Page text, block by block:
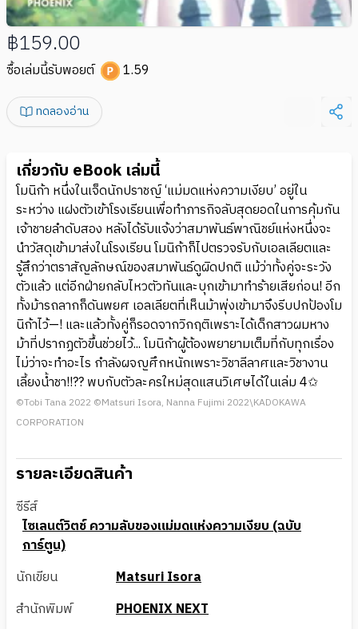
฿159.00
ซื้อเล่มนี้รับพอยต์ 1.59
ทดลองอ่าน
เกี่ยวกับ eBook เล่มนี้
โมนิก้า หนึ่งในเจ็ดนักปราชญ์ ‘แม่มดแห่งความเงียบ’ อยู่ใน
ระหว่าง แฝงตัวเข้าโรงเรียนเพื่อทำภารกิจลับสุดยอดในการคุ้มกัน
เจ้าชายลำดับสอง หลังได้รับแจ้งว่าสมาพันธ์พาณิชย์แห่งหนึ่งจะ
นำวัสดุเข้ามาส่งในโรงเรียน โมนิก้าก็ไปตรวจรับกับเอลเลียตและ
รู้สึกว่าตราสัญลักษณ์ของสมาพันธ์ดูผิดปกติ แม้ว่าทั้งคู่จะระวัง
ตัวแล้ว แต่อีกฝ่ายกลับไหวตัวทันและบุกเข้ามาทำร้ายเสียก่อน! อีก
ทั้งม้ารถลากก็ดันพยศ เอลเลียตที่เห็นม้าพุ่งเข้ามาจึงรีบปกป้องโม
นิก้าไว้—! และแล้วทั้งคู่ก็รอดจากวิกฤติเพราะได้เด็กสาวผมหาง
ม้าที่ปรากฏตัวขึ้นช่วยไว้... โมนิก้าผู้ต้องพยายามเต็มที่กับทุกเรื่อง
ไม่ว่าจะทำอะไร กำลังผจญศึกหนักเพราะวิชาลีลาศและวิชางาน
เลี้ยงน้ำชา!!?? พบกับตัวละครใหม่สุดแสนวิเศษได้ในเล่ม 4✩
©Tobi Tana 2022 ©Matsuri Isora, Nanna Fujimi 2022\KADOKAWA
CORPORATION
รายละเอียดสินค้า
ซีรีส์
ไซเลนต์วิตช์ ความลับของแม่มดแห่งความเงียบ (ฉบับ
การ์ตูน)
นักเขียน
Matsuri Isora
สำนักพิมพ์
PHOENIX NEXT